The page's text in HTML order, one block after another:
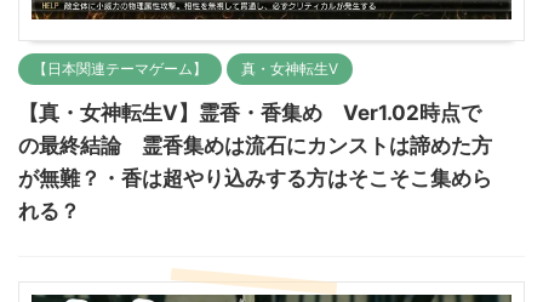
【日本関連テーマゲーム】 真・女神転生Ⅴ
【真・女神転生Ⅴ】霊香・香集め Ver1.02時点で
の最終結論 霊香集めは流石にカンストは諦めた方
が無難？・香は超やり込みする方はそこそこ集めら
れる？